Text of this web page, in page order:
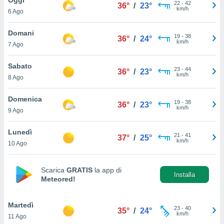
è
al sito
di
ci
di
il
un
la
nella
6 Ago
36° / 23° 22- 42
km/h
Domani
7 Ago
36° / 24° 19- 38
km/h
Sabato
8 Ago
36° / 23° 23- 44
km/h
Domenica
9 Ago
36° / 23° 19- 38
km/h
Lunedì
10 Ago
37° / 25° 21 - 41
km/h
Scarica GRATIS la app di
Meteored!
Installa
Martedì
11 Ago
35° / 24° 23- 40
km/h